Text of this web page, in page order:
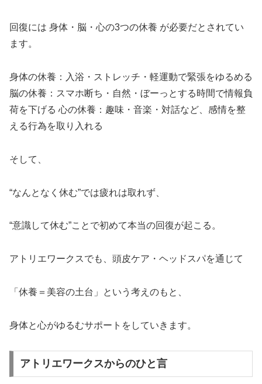
回復には 身体・脳・心の3つの休養 が必要だとされてい
ます。
身体の休養：入浴・ストレッチ・軽運動で緊張をゆるめる
脳の休養：スマホ断ち・自然・ぼーっとする時間で情報負
荷を下げる 心の休養：趣味・音楽・対話など、感情を整
える行為を取り入れる
そして、
“なんとなく休む”では疲れは取れず、
“意識して休む”ことで初めて本当の回復が起こる。
アトリエワークスでも、頭皮ケア・ヘッドスパを通じて
「休養＝美容の土台」という考えのもと、
身体と心がゆるむサポートをしていきます。
アトリエワークスからのひと言